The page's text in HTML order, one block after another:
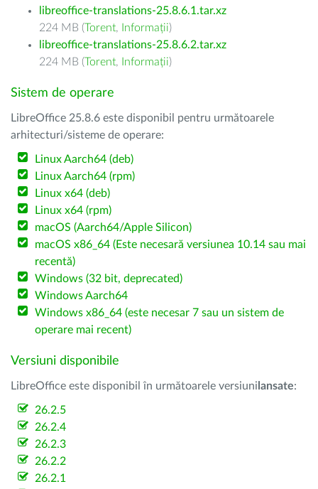
libreoffice-translations-25.8.6.1.tar.xz
224 MB (Torent, Informații)
libreoffice-translations-25.8.6.2.tar.xz
224 MB (Torent, Informații)
Sistem de operare
LibreOffice 25.8.6 este disponibil pentru următoarele
arhitecturi/sisteme de operare:
Linux Aarch64 (deb)
Linux Aarch64 (rpm)
Linux x64 (deb)
Linux x64 (rpm)
macOS (Aarch64/Apple Silicon)
macOS x86_64 (Este necesară versiunea 10.14 sau mai
recentă)
Windows (32 bit, deprecated)
Windows Aarch64
Windows x86_64 (este necesar 7 sau un sistem de
operare mai recent)
Versiuni disponibile
LibreOffice este disponibil în următoarele versiuni lansate:
26.2.5
26.2.4
26.2.3
26.2.2
26.2.1